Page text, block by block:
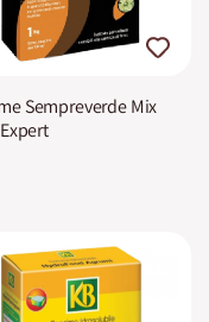
Sempreverde Mix